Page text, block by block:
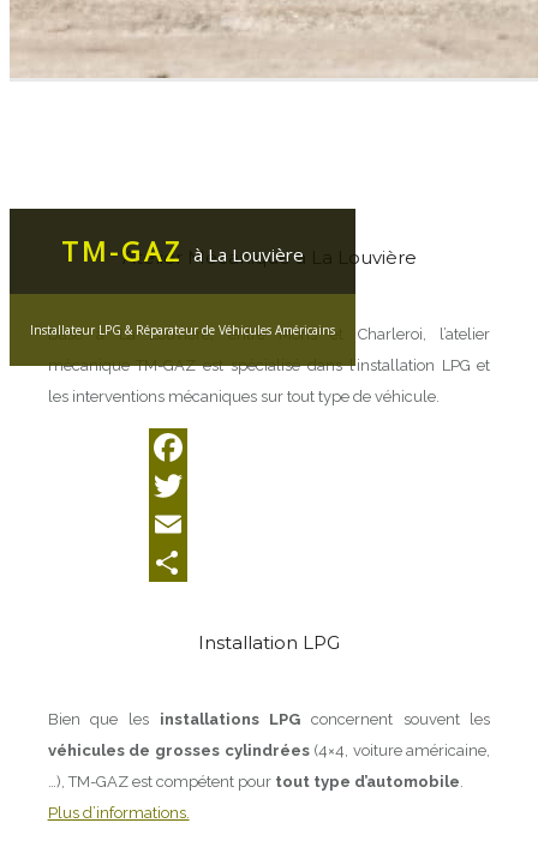
TM-GAZ à La Louvière
Installateur LPG & Réparateur de Véhicules Américains
Atelier Mécanique à La Louvière
Basé à La Louvière, entre Mons et Charleroi, l’atelier
mécanique TM-GAZ est spécialisé dans l’installation LPG et
les interventions mécaniques sur tout type de véhicule.
Facebook
Twitter
Email
Installation LPG
Bien que les installations LPG concernent souvent les
véhicules de grosses cylindrées(4×4, voiture américaine,
…), TM-GAZ est compétent pour tout type d’automobile
Plus d’informations.